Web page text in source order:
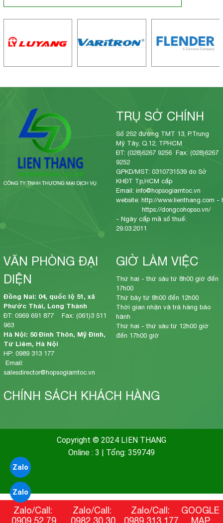
TRỤ SỞ CHÍNH
Số 252 đường TMT 13, P.Trung
Mỹ Tây, Q.12, TPHCM
ĐT: (028)6267 9256 Fax: (028)6267
9252
GPKD/MST: 0310731539 do Sở
KHĐT Tp,HCM cấp
Email: info@hopsogiamtoc.vn
website: http://www.lienthang.com -
https://dongcohopso.vn/
- Ngày cấp mã số thuế:
29.03.2011
VĂN PHÒNG ĐẠI
DIỆN
Đồng Nai: 04, quốc lộ 51, xã
Phước Thái, Long Thành
ĐT: 0969 691 877 Fax: (061)3 511
963
Hà Nội: 50 Đình Thôn, Mỹ Đình,
Từ Liêm, Hà Nội
HP: 0989 313 177
Email:
salesdirector@hopsogiamtoc.vn
GIỜ LÀM VIỆC
Thứ hai - thứ sáu từ 8h00 giờ đến
17h00
Thứ bảy từ 8h00 đến 12h00
Thời gian nhận và trả hàng bảo
hành
Thứ hai - thứ sáu từ 12h00 giờ
đến 17h00 giờ
CHÍNH SÁCH KHÁCH HÀNG
Copyright © 2024 LIEN THANG
Online : 3 | Tổng: 359749
Zalo/Call:
0909 52 79
Zalo/Call:
0982 30 30
Zalo/Call:
0989 313 177
GOOGLE
MAP
Zalo
Zalo